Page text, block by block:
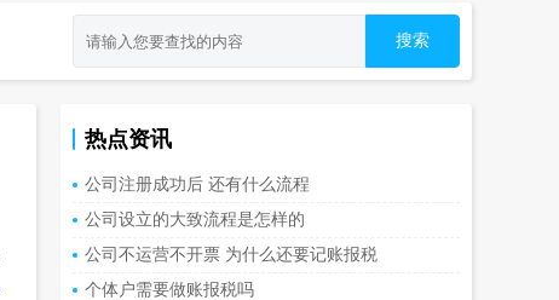
热点资讯
公司注册成功后 还有什么流程
公司设立的大致流程是怎样的
公司不运营不开票 为什么还要记账报税
个体户需要做账报税吗